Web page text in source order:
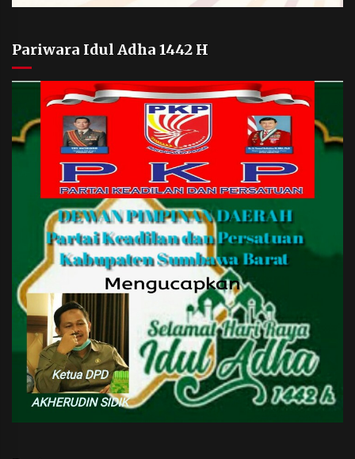
Pariwara Idul Adha 1442 H